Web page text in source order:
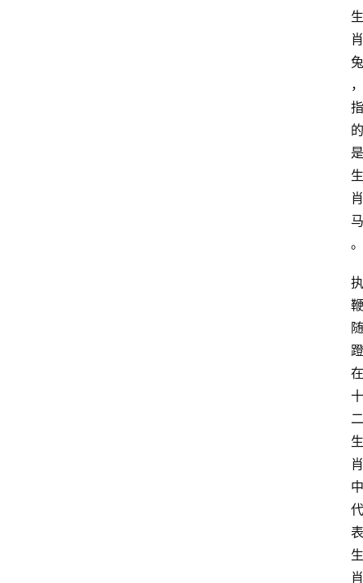
生
肖
兔
，
指
的
是
生
肖
马
。
执
鞭
随
蹬
在
十
二
生
肖
中
代
表
生
肖